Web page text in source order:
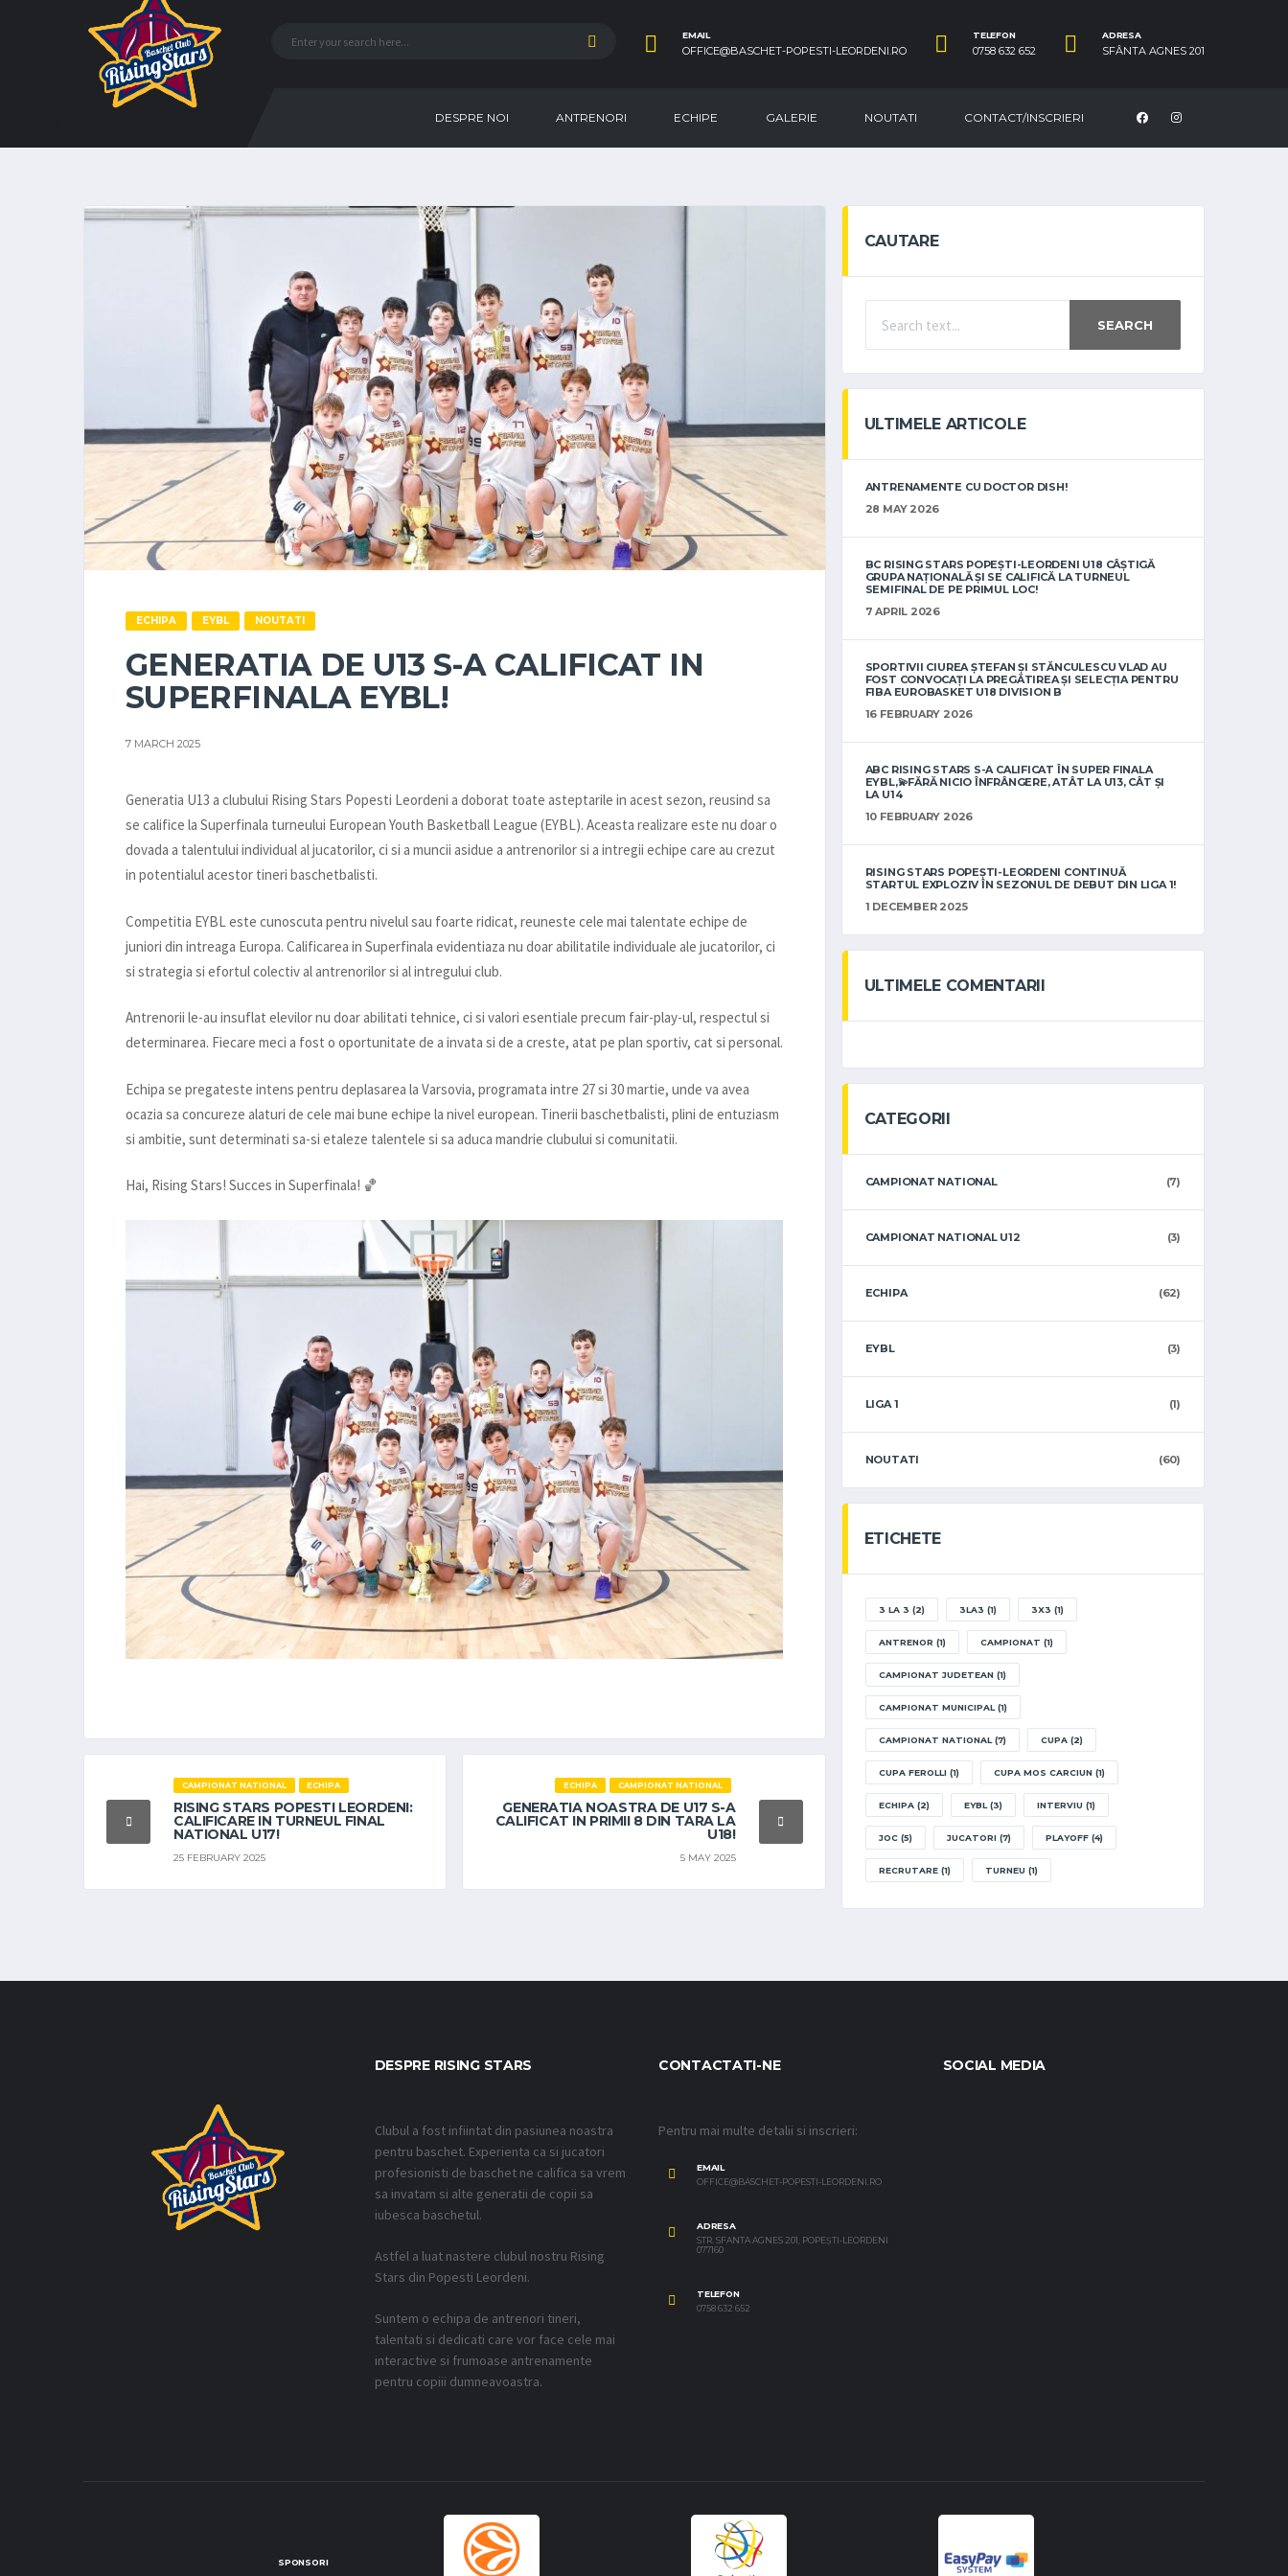
EMAIL
OFFICE@BASCHET-POPESTI-LEORDENI.RO
TELEFON
0758 632 652
ADRESA
SFÂNTA AGNES 201
DESPRE NOI ANTRENORI ECHIPE GALERIE NOUTATI CONTACT/INSCRIERI
ECHIPA EYBL NOUTATI
GENERATIA DE U13 S-A CALIFICAT IN
SUPERFINALA EYBL!
7 MARCH 2025
Generatia U13 a clubului Rising Stars Popesti Leordeni a doborat toate asteptarile in acest sezon, reusind sa
se califice la Superfinala turneului European Youth Basketball League (EYBL). Aceasta realizare este nu doar o
dovada a talentului individual al jucatorilor, ci si a muncii asidue a antrenorilor si a intregii echipe care au crezut
in potentialul acestor tineri baschetbalisti.
Competitia EYBL este cunoscuta pentru nivelul sau foarte ridicat, reuneste cele mai talentate echipe de
juniori din intreaga Europa. Calificarea in Superfinala evidentiaza nu doar abilitatile individuale ale jucatorilor, ci
si strategia si efortul colectiv al antrenorilor si al intregului club.
Antrenorii le-au insuflat elevilor nu doar abilitati tehnice, ci si valori esentiale precum fair-play-ul, respectul si
determinarea. Fiecare meci a fost o oportunitate de a invata si de a creste, atat pe plan sportiv, cat si personal.
Echipa se pregateste intens pentru deplasarea la Varsovia, programata intre 27 si 30 martie, unde va avea
ocazia sa concureze alaturi de cele mai bune echipe la nivel european. Tinerii baschetbalisti, plini de entuziasm
si ambitie, sunt determinati sa-si etaleze talentele si sa aduca mandrie clubului si comunitatii.
Hai, Rising Stars! Succes in Superfinala! 🏀
CAMPIONAT NATIONAL ECHIPA
RISING STARS POPESTI LEORDENI:
CALIFICARE IN TURNEUL FINAL
NATIONAL U17!
25 FEBRUARY 2025
CAMPIONAT NATIONAL
ECHIPA
GENERATIA NOASTRA DE U17 S-A
CALIFICAT IN PRIMII 8 DIN TARA LA
U18!
5 MAY 2025
CAUTARE
SEARCH
ULTIMELE ARTICOLE
ANTRENAMENTE CU DOCTOR DISH!
28 MAY 2026
BC RISING STARS POPEȘTI-LEORDENI U18 CÂȘTIGĂ
GRUPA NAȚIONALĂ ȘI SE CALIFICĂ LA TURNEUL
SEMIFINAL DE PE PRIMUL LOC!
7 APRIL 2026
SPORTIVII CIUREA ȘTEFAN ȘI STĂNCULESCU VLAD AU
FOST CONVOCAȚI LA PREGĂTIREA ȘI SELECȚIA PENTRU
FIBA EUROBASKET U18 DIVISION B
16 FEBRUARY 2026
ABC RISING STARS S-A CALIFICAT ÎN SUPER FINALA
EYBL,💫FĂRĂ NICIO ÎNFRÂNGERE, ATÂT LA U13, CÂT ȘI
LA U14
10 FEBRUARY 2026
RISING STARS POPEȘTI-LEORDENI CONTINUĂ
STARTUL EXPLOZIV ÎN SEZONUL DE DEBUT DIN LIGA 1!
1 DECEMBER 2025
ULTIMELE COMENTARII
CATEGORII
CAMPIONAT NATIONAL (7)
CAMPIONAT NATIONAL U12 (3)
ECHIPA (62)
EYBL (3)
LIGA 1 (1)
NOUTATI (60)
ETICHETE
3 LA 3 (2) 3LA3 (1) 3X3 (1)
ANTRENOR (1) CAMPIONAT (1)
CAMPIONAT JUDETEAN (1)
CAMPIONAT MUNICIPAL(1)
CAMPIONAT NATIONAL(7) CUPA(2)
CUPA FEROLLI(1) CUPA MOS CARCIUN (1)
ECHIPA(2) EYBL(3) INTERVIU (1)
JOC(5) JUCATORI(7) PLAYOFF(4)
RECRUTARE(1) TURNEU (1)
DESPRE RISING STARS
Clubul a fost infiintat din pasiunea noastra
pentru baschet. Experienta ca si jucatori
profesionisti de baschet ne califica sa vrem
sa invatam si alte generatii de copii sa
iubesca baschetul.
Astfel a luat nastere clubul nostru Rising
Stars din Popesti Leordeni.
Suntem o echipa de antrenori tineri,
talentati si dedicati care vor face cele mai
interactive si frumoase antrenamente
pentru copiii dumneavoastra.
CONTACTATI-NE
Pentru mai multe detalii si inscrieri:
EMAIL
OFFICE@BASCHET-POPESTI-LEORDENI.RO
ADRESA
STR. SFANTA AGNES 201, POPEȘTI-LEORDENI
077160
TELEFON
0758 632 652
SOCIAL MEDIA
SPONSORI